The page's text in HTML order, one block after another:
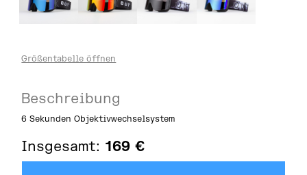
Größentabelle öffnen
Beschreibung
6 Sekunden Objektivwechselsystem
Insgesamt: 169 €